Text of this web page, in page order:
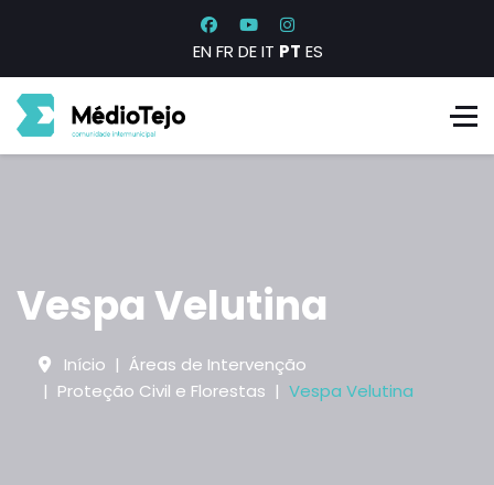
EN FR DEIT PT ES
Vespa Velutina
Início
Áreas de Intervenção
Proteção Civil e Florestas
Vespa Velutina